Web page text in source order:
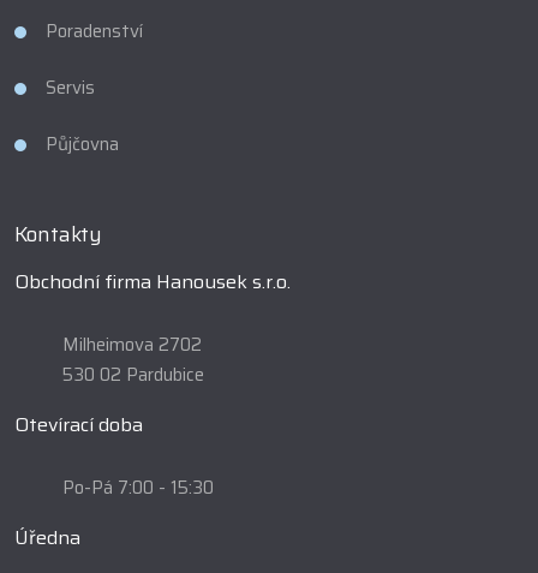
Poradenství
Servis
Půjčovna
Kontakty
Obchodní firma Hanousek s.r.o.
Milheimova 2702
530 02 Pardubice
Otevírací doba
Po-Pá 7:00 - 15:30
Úředna